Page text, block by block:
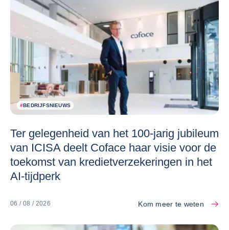
#BEDRIJFSNIEUWS
Ter gelegenheid van het 100-jarig jubileum
van ICISA deelt Coface haar visie voor de
toekomst van kredietverzekeringen in het
AI-tijdperk
06 / 08 / 2026 Kom meer te weten